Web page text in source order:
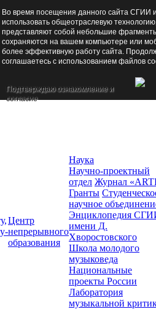
Центр
непрерывного
образования
Наука
Научно-проектный
отдел Журнал
Гранты
научное
Энциклопедия
имени Д.
Хворостовского
Школа молодого
музыковеда
Национальные
проекты России
Лаборатория
музыкальной
Во время посещения данного сайта СГИИ
использовать общеотраслевую
представляют собой небольшие
сохраняются на вашем компьютере или
более эффективную работу сайта.
соглашаетесь с использованием файлов
Подтверждаю ознакомление и
согласие